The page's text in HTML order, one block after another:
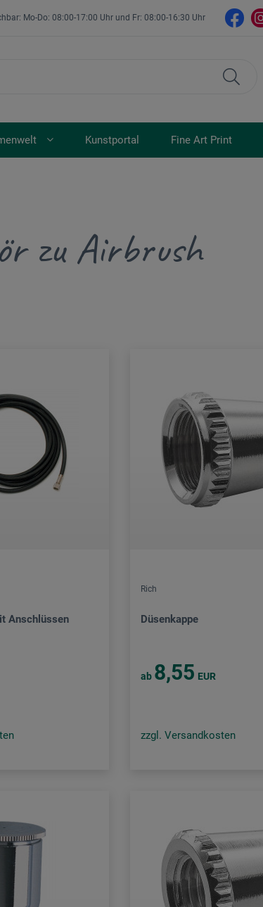
Mo-Do: 08:00-17:00 Uhr und Fr: 08:00-16:30 Uhr
Kunstportal Fine Art Print
zu Airbrush
Anschlüssen
Rich
Düsenkappe
ab 8,55 EUR
zzgl. Versandkosten